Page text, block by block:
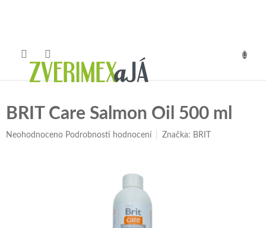
BRIT Care Salmon Oil 500 ml
Průměrné
Neohodnoceno Podrobnosti hodnocení Značka: BRIT